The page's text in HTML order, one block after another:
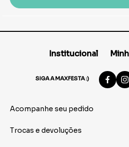
Institucional
SIGA A MAXFESTA :)
Acompanhe seu pedido
Trocas e devoluções